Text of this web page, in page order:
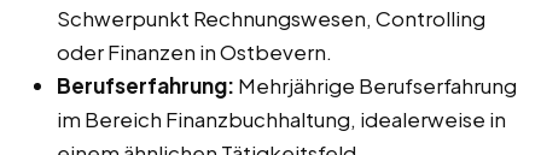
Schwerpunkt Rechnungswesen, Controlling
oder Finanzen in Ostbevern.
Berufserfahrung: Mehrjährige Berufserfahrung
im Bereich Finanzbuchhaltung, idealerweise in